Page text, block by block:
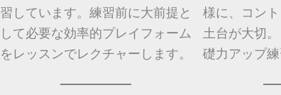
習しています。練習前に大前提と
して必要な効率的プレイフォーム
をレッスンでレクチャーします。
様に、コン
土台が大切
礎力アップ練